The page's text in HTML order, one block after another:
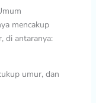
mencakup
di antaranya:
umur, dan